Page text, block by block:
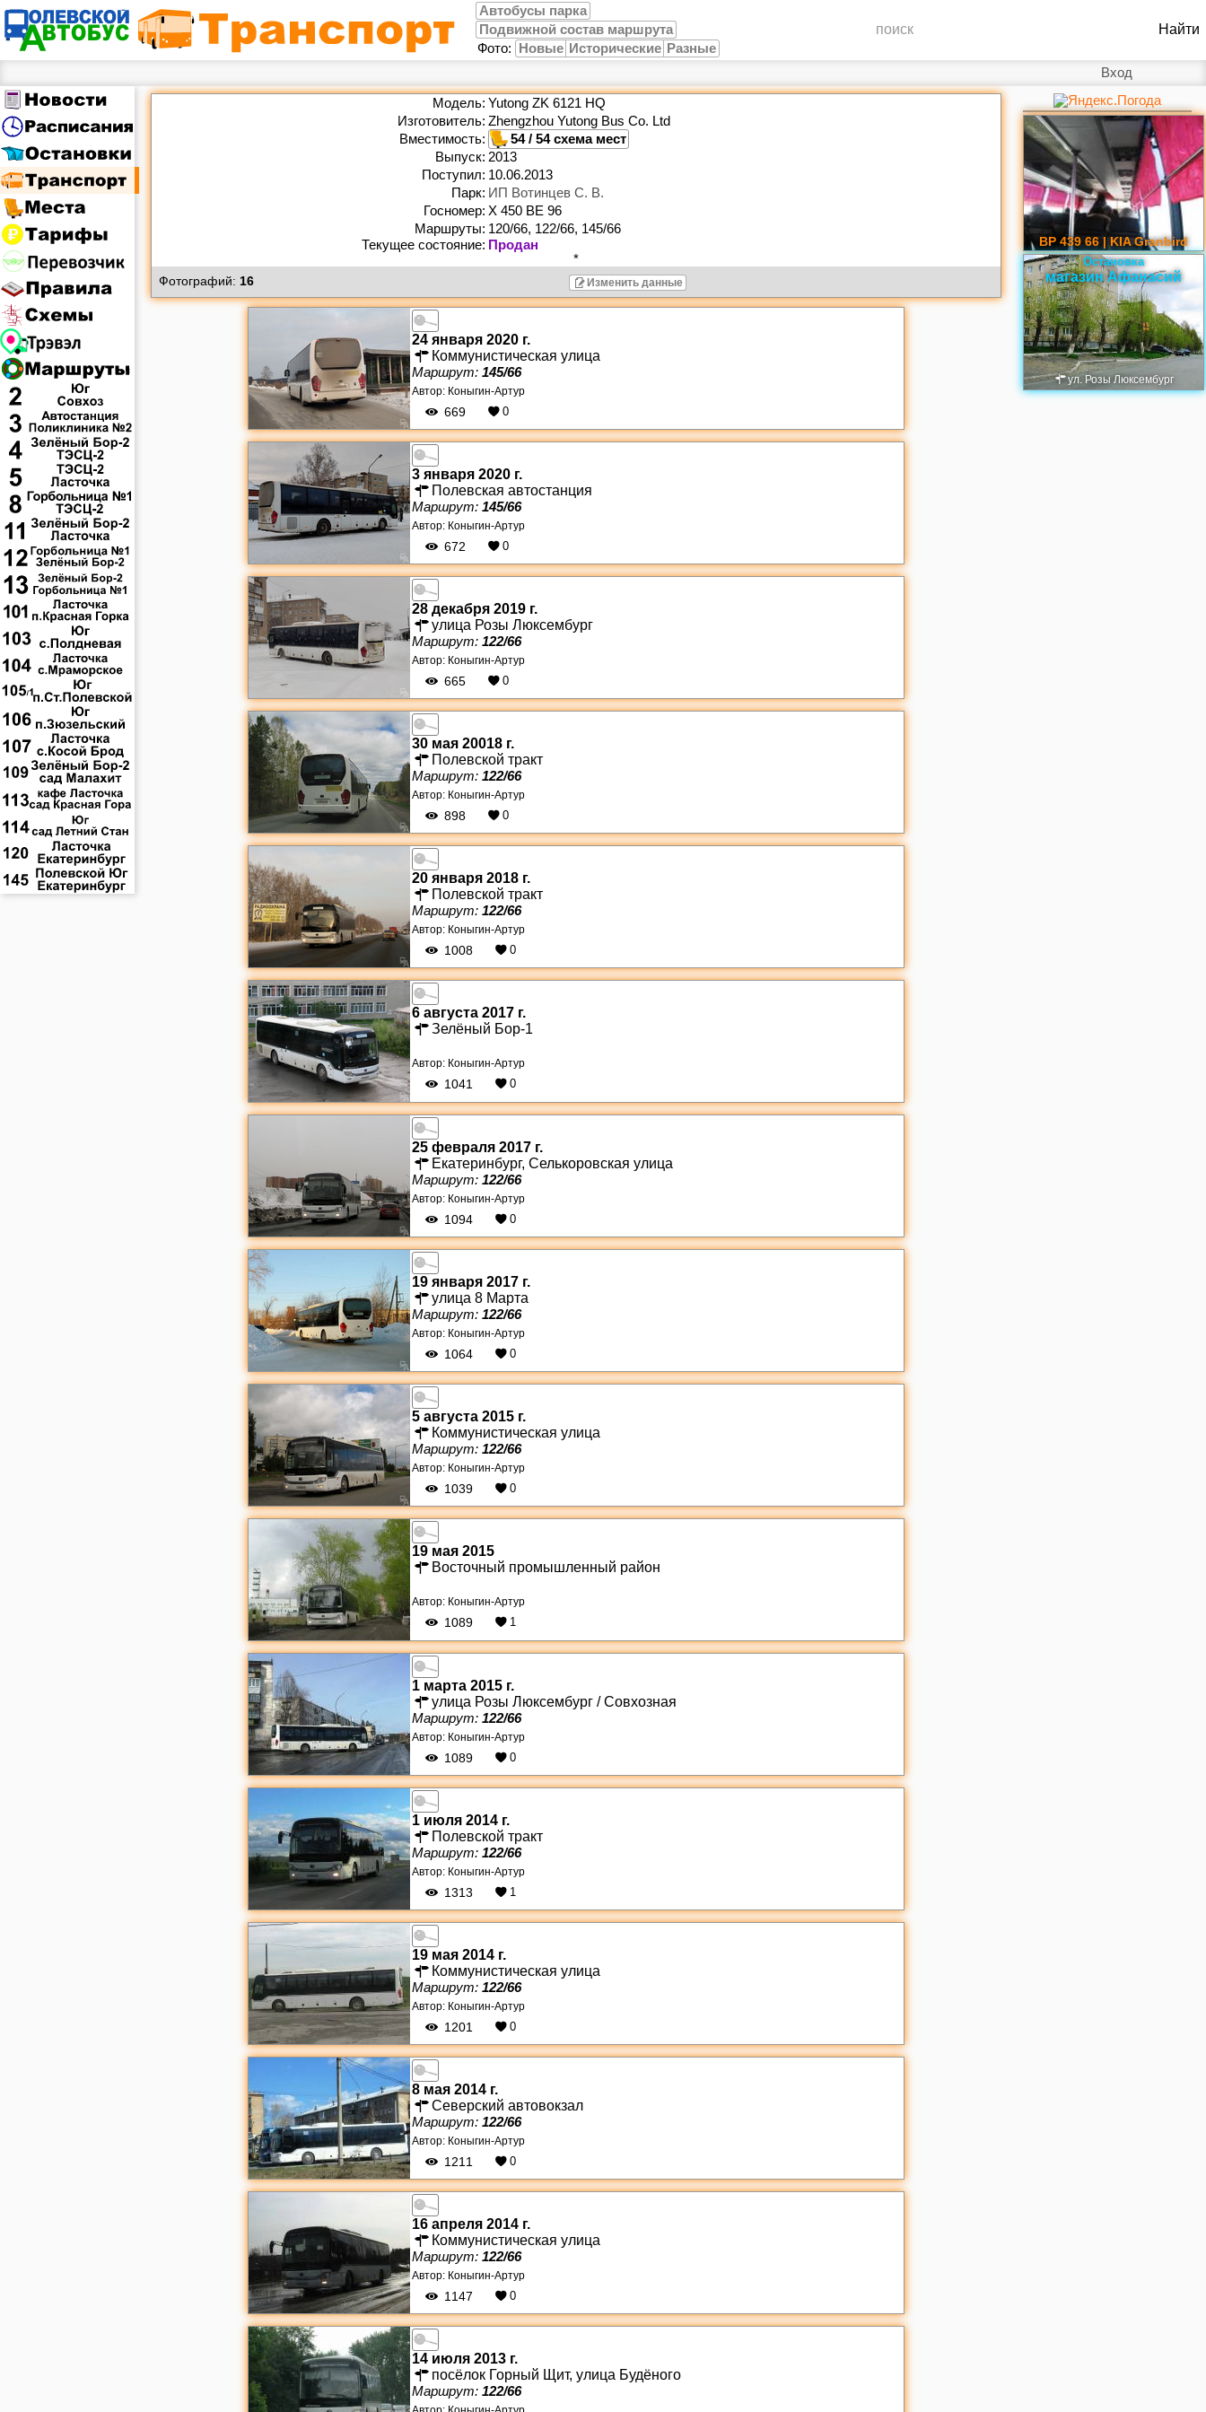
Автобусы парка
Подвижной состав маршрута
Фото:
Новые Исторические Разные
Вход
Модель: Yutong ZK 6121 HQ
Изготовитель: Zhengzhou Yutong Bus Co. Ltd
Вместимость:
54 / 54
Выпуск: 2013
Поступил: 10.06.2013
Парк: ИП Вотинцев С. В.
Госномер: Х 450 ВЕ 96
Маршруты: 120/66, 122/66, 145/66
*
Фотографий: 16 Изменить данные
24 января 2020 г.
Коммунистическая улица
Маршрут: 145/66
Автор: Коныгин-Артур
669 0
3 января 2020 г.
Полевская автостанция
Маршрут: 145/66
Автор: Коныгин-Артур
672 0
28 декабря 2019 г.
улица Розы Люксембург
Маршрут: 122/66
Автор: Коныгин-Артур
665 0
30 мая 20018 г.
Полевской тракт
Маршрут: 122/66
Автор: Коныгин-Артур
898 0
20 января 2018 г.
Полевской тракт
Маршрут: 122/66
Автор: Коныгин-Артур
1008 0
6 августа 2017 г.
Зелёный Бор-1
Автор: Коныгин-Артур
1041 0
25 февраля 2017 г.
Екатеринбург, Селькоровская улица
Маршрут: 122/66
Автор: Коныгин-Артур
1094 0
19 января 2017 г.
улица 8 Марта
Маршрут: 122/66
Автор: Коныгин-Артур
1064 0
5 августа 2015 г.
Коммунистическая улица
Маршрут: 122/66
Автор: Коныгин-Артур
1039 0
19 мая 2015
Восточный промышленный район
Автор: Коныгин-Артур
1089 1
1 марта 2015 г.
улица Розы Люксембург / Совхозная
Маршрут: 122/66
Автор: Коныгин-Артур
1089 0
1 июля 2014 г.
Полевской тракт
Маршрут: 122/66
Автор: Коныгин-Артур
1313 1
19 мая 2014 г.
Коммунистическая улица
Маршрут: 122/66
Автор: Коныгин-Артур
1201 0
8 мая 2014 г.
Северский автовокзал
Маршрут: 122/66
Автор: Коныгин-Артур
1211 0
16 апреля 2014 г.
Коммунистическая улица
Маршрут: 122/66
Автор: Коныгин-Артур
1147 0
14 июля 2013 г.
посёлок Горный Щит, улица Будёного
Маршрут: 122/66
ВР 439 66 | KIA Granbird
Остановка
магазин Афанасий
ул. Розы Люксембург